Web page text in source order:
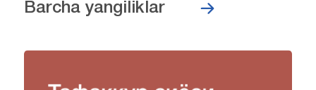
Barcha yangiliklar